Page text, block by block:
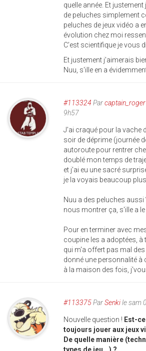
quelle année. Et
de peluches simplement
peluches de jeux vidéo a
évolution chez moi
C'est scientifique je vous
Et justement j'aimerais
Nuu, s'ille en a
#113324 Parcaptain_roger
9h57
J'ai craqué pour la vache
soir de déprime (journée
autoroute pour rentrer
doublé mon temps de
et j'ai eu une sacré
je la voyais beaucoup
Nuu a des peluches aussi
nous montrer ça, s'ille a
Pour en terminer avec
coupine les a adoptées, à
qui m'a offert pas mal
donné une personnalité à
à la maison des fois,
#113375ParSenkile sam
Nouvelle question ! Est-
toujours jouer aux jeux
De quelle manière
types de jeu...) ?